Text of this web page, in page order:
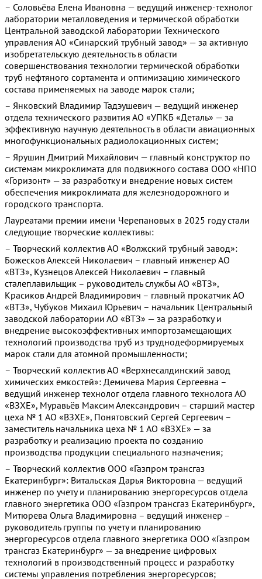
– Соловьёва Елена Ивановна — ведущий инженер-технолог
лаборатории металловедения и термической обработки
Центральной заводской лаборатории Технического
управления АО «Синарский трубный завод» — за активную
изобретательскую деятельность в области
совершенствования технологии термической обработки
труб нефтяного сортамента и оптимизацию химического
состава применяемых на заводе марок стали;
– Янковский Владимир Тадэушевич — ведущий инженер
отдела технического развития АО «УПКБ «Деталь» — за
эффективную научную деятельность в области авиационных
многофункциональных радиолокационных систем;
– Ярушин Дмитрий Михайлович — главный конструктор по
системам микроклимата для подвижного состава ООО «НПО
«Горизонт» — за разработку и внедрение новых систем
обеспечения микроклимата для железнодорожного и
городского транспорта.
Лауреатами премии имени Черепановых в 2025 году стали
следующие творческие коллективы:
– Творческий коллектив АО «Волжский трубный завод»:
Божесков Алексей Николаевич – главный инженер АО
«ВТЗ», Кузнецов Алексей Николаевич – главный
сталеплавильщик – руководитель службы АО «ВТЗ»,
Красиков Андрей Владимирович – главный прокатчик АО
«ВТЗ», Чубуков Михаил Юрьевич – начальник Центральный
заводской лаборатории АО «ВТЗ» — за разработку и
внедрение высокоэффективных импортозамещающих
технологий производства труб из труднодеформируемых
марок стали для атомной промышленности;
– Творческий коллектив АО «Верхнесалдинский завод
химических емкостей»: Демичева Мария Сергеевна –
ведущий инженер технолог отдела главного технолога АО
«ВЗХЕ», Муравьёв Максим Александрович – старший мастер
цеха № 1 АО «ВЗХЕ», Понятовский Сергей Сергеевич –
заместитель начальника цеха № 1 АО «ВЗХЕ» — за
разработку и реализацию проекта по созданию
производства продукции специального назначения;
– Творческий коллектив ООО «Газпром трансгаз
Екатеринбург»: Витальская Дарья Викторовна — ведущий
инженер по учету и планированию энергоресурсов отдела
главного энергетика ООО «Газпром трансгаз Екатеринбург»,
Митюрева Ольга Владимировна – ведущий инженер –
руководитель группы по учету и планированию
энергоресурсов отдела главного энергетика ООО «Газпром
трансгаз Екатеринбург» — за внедрение цифровых
технологий в производственный процесс и разработку
системы управления потребления энергоресурсов;